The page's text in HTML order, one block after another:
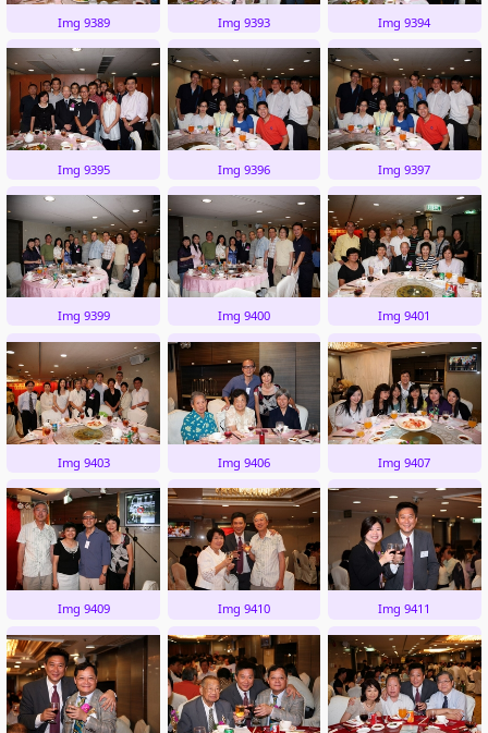
Img 9389 Img 9393 Img 9394
Img 9395 Img 9396 Img 9397
Img 9399 Img 9400 Img 9401
Img 9403 Img 9406 Img 9407
Img 9409 Img 9410 Img 9411